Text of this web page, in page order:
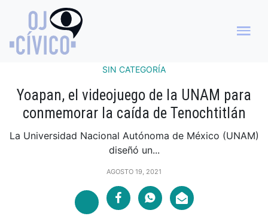
SIN CATEGORÍA
Yoapan, el videojuego de la UNAM para
conmemorar la caída de Tenochtitlán
La Universidad Nacional Autónoma de México (UNAM)
diseñó un...
AGOSTO 19, 2021